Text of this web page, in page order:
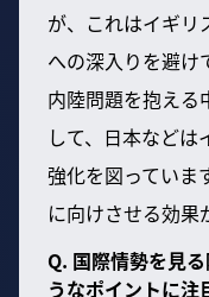
が、これはイギリ
への深入りを避け
内陸問題を抱える
して、日本など
強化を図っていま
に向けさせる効果
Q. 国際情勢を見
うなポイントに注